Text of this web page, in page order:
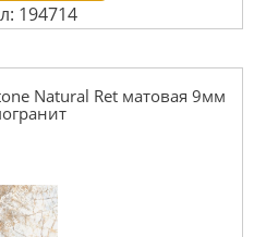
194714
Natural Ret матовая 9мм